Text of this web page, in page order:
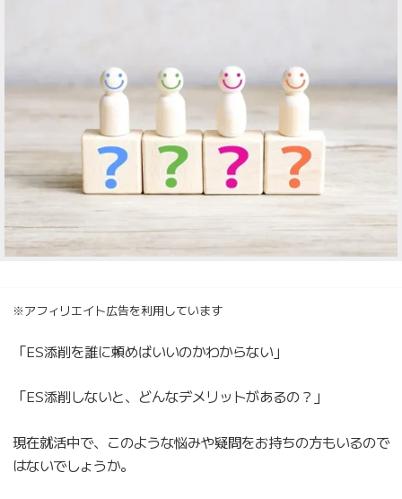
※アフィリエイト広告を利用しています
「ES添削を誰に頼めばいいのかわからない」
「ES添削しないと、どんなデメリットがあるの？」
現在就活中で、このような悩みや疑問をお持ちの方もいるので
はないでしょうか。